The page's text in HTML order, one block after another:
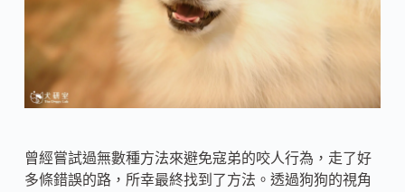
曾經嘗試過無數種方法來避免寇弟的咬人行為，走了好
多條錯誤的路，所幸最終找到了方法。透過狗狗的視角